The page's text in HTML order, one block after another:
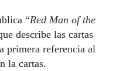
“Red Man of the
describe las cartas
primera referencia al
la cartas.